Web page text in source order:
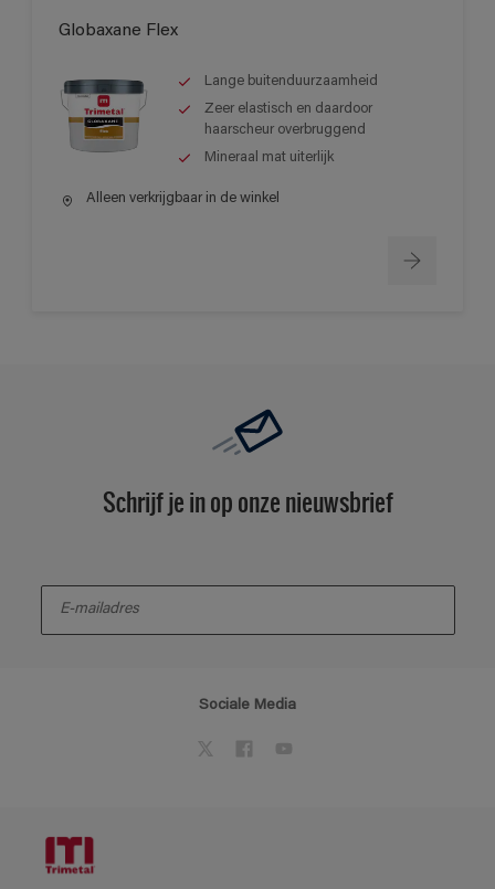
Globaxane Flex
Lange buitenduurzaamheid
Zeer elastisch en daardoor
haarscheur overbruggend
Mineraal mat uiterlijk
Alleen verkrijgbaar in de winkel
Schrijf je in op onze nieuwsbrief
Sociale Media